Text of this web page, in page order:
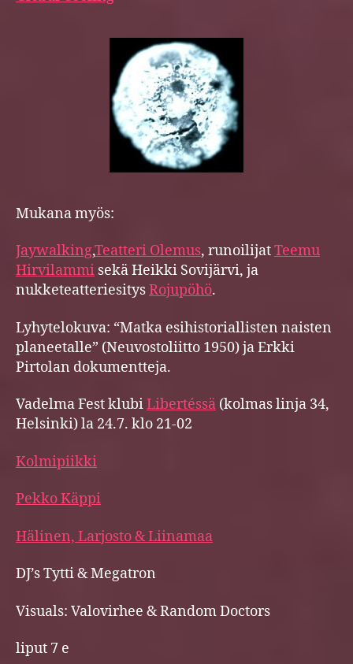
Mukana myös:
Jaywalking,Teatteri Olemus, runoilijatTeemu
Hirvilammi sekä Heikki Sovijärvi, ja
nukketeatteriesitysRojupöhö.
Lyhytelokuva: “Matka esihistoriallisten naisten
planeetalle” (Neuvostoliitto 1950) ja Erkki
Pirtolan dokumentteja.
Vadelma Fest klubiLibertéssä (kolmas linja 34,
Helsinki) la 24.7. klo 21-02
Kolmipiikki
Pekko Käppi
Hälinen, Larjosto & Liinamaa
DJ’s Tytti & Megatron
Visuals: Valovirhee & Random Doctors
liput 7 e